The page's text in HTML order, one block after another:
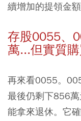
續增加的提領金額
存股0055、
萬...但實質
再來看0055。
最後仍剩下856
能拿來退休。它